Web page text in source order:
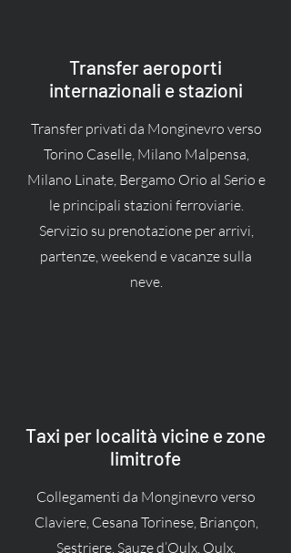
Transfer aeroporti
internazionali e stazioni
Transfer privati da Monginevro verso
Torino Caselle, Milano Malpensa,
Milano Linate, Bergamo Orio al Serio e
le principali stazioni ferroviarie.
Servizio su prenotazione per arrivi,
partenze, weekend e vacanze sulla
neve.
Taxi per località vicine e zone
limitrofe
Collegamenti da Monginevro verso
Claviere, Cesana Torinese, Briançon,
Sestriere, Sauze d’Oulx, Oulx,